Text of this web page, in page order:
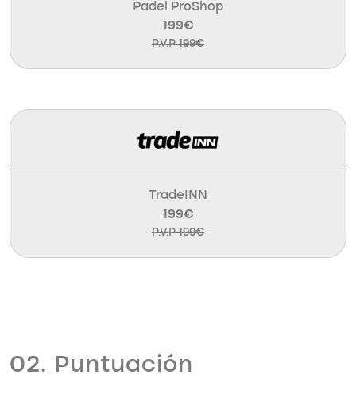
Padel ProShop
199€
P.V.P 199€
TradeINN
199€
P.V.P 199€
02. Puntuación